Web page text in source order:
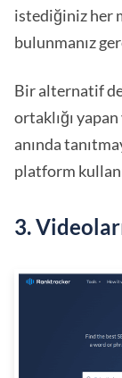
istediğiniz her
bulunmanız
Bir alternatif
ortaklığı
anında
platform
3.